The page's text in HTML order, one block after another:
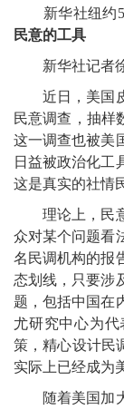
新华社纽约
民意的工具
新华社记者
近日，美国皮
民意调查，抽样
这一调查也被美
日益被政治化工
这是真实的社情
理论上，民意
众对某个问题看
名民调机构的报
态划线，只要涉
题，包括中国在
尤研究中心为
策，精心设计民
实际上已经成为
随着美国加大